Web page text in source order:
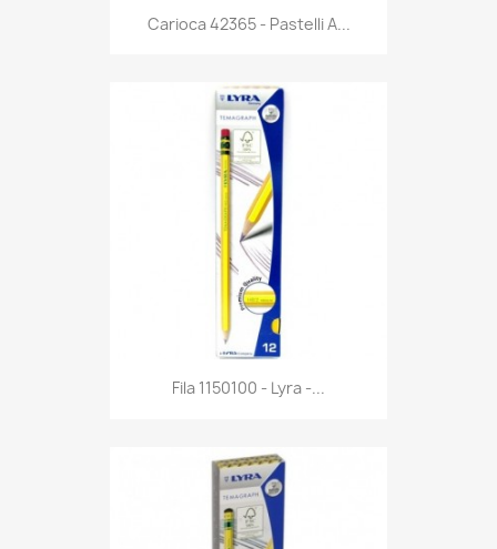
Anteprima
Carioca 42365 - Pastelli A...
Anteprima
Fila 1150100 - Lyra -...